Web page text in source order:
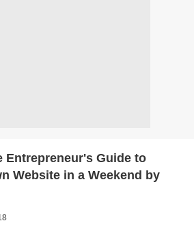
Entrepreneur's Guide to
Website in a Weekend by